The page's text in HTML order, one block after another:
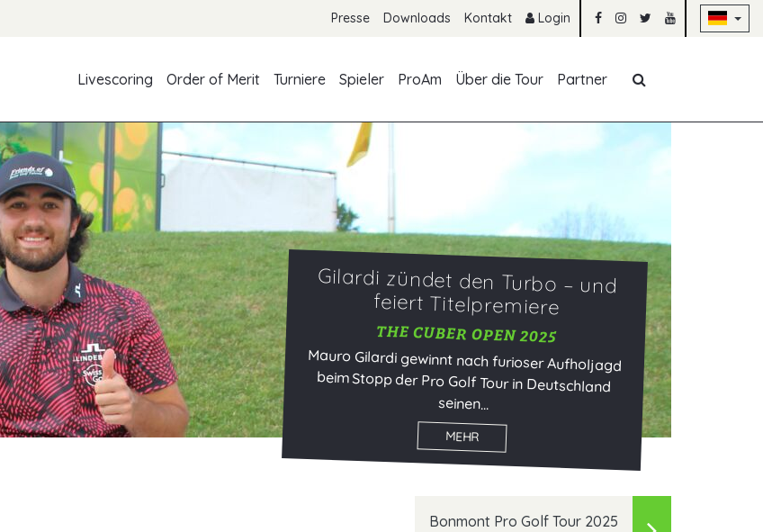
Presse Downloads Kontakt Login
Livescoring
Order of Merit Turniere Spieler ProAm Über die Tour Partner
Gilardi zündet den Turbo – und
feiert Titelpremiere
THE CUBER OPEN 2025
Mauro Gilardi gewinnt nach furioser Aufholjagd
beim Stopp der Pro Golf Tour in Deutschland
seinen...
MEHR
Bonmont Pro Golf Tour 2025